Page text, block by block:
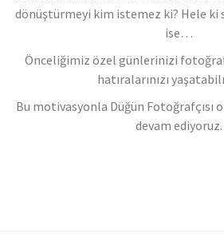
dönüştürmeyi kim istemez ki? Hele ki
ise…
Önceliğimiz özel günlerinizi
hatıralarınızı
Bu motivasyonla Düğün Fotoğrafçısı
devam ediyoruz.